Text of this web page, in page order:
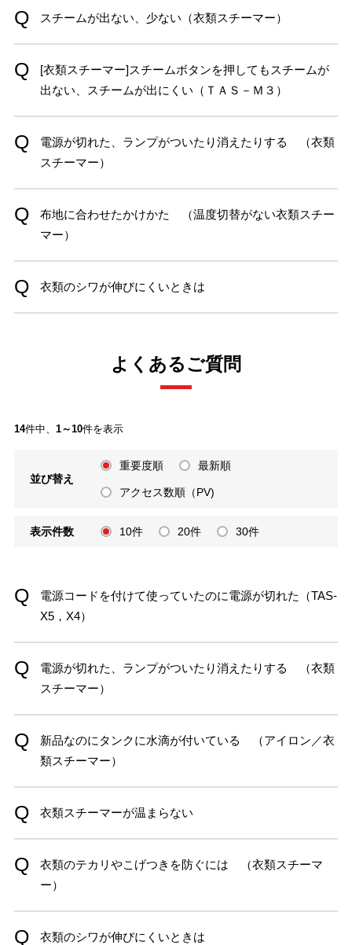
スチームが出ない、少ない（衣類スチーマー）
[衣類スチーマー]スチームボタンを押してもスチームが
出ない、スチームが出にくい（ＴＡＳ－Ｍ３）
電源が切れた、ランプがついたり消えたりする （衣類
スチーマー）
布地に合わせたかけかた （温度切替がない衣類スチー
マー）
衣類のシワが伸びにくいときは
よくあるご質問
14件中、 1～10件を表示
並び替え
重要度順 最新順
アクセス数順（PV)
表示件数 10件 20件 30件
電源コードを付けて使っていたのに電源が切れた（TAS-
X5，X4）
電源が切れた、ランプがついたり消えたりする （衣類
スチーマー）
新品なのにタンクに水滴が付いている （アイロン／衣
類スチーマー）
衣類スチーマーが温まらない
衣類のテカリやこげつきを防ぐには （衣類スチーマ
ー）
衣類のシワが伸びにくいときは